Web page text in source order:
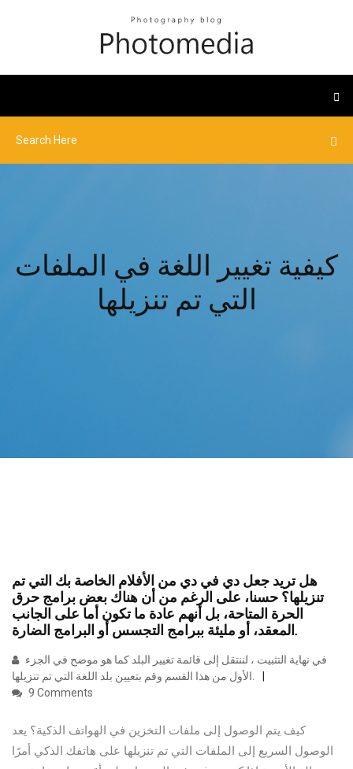
كيفية تغيير اللغة في الملفات
التي تم تنزيلها
هل تريد جعل دي في دي من الأفلام الخاصة بك التي تم
تنزيلها؟ حسنا، على الرغم من أن هناك بعض برامج حرق
الحرة المتاحة، بل أنهم عادة ما تكون أما على الجانب
المعقد، أو مليئة ببرامج التجسس أو البرامج الضارة.
الأول من هذا القسم وقم بتعيين بلد اللغة التي تم تنزيلها.
9 Comments
كيف يتم الوصول إلى ملفات التخزين في الهواتف الذكية؟ يعد
الوصول السريع إلى الملفات التي تم تنزيلها على هاتفك الذكي أمرًا